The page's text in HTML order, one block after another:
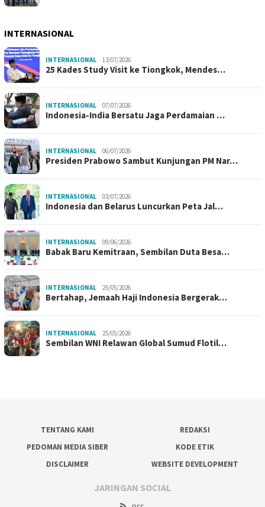
INTERNASIONAL
INTERNASIONAL 13/07/2026
25 Kades Study Visit ke Tiongkok, Mendes…
INTERNASIONAL 07/07/2026
Indonesia-India Bersatu Jaga Perdamaian …
INTERNASIONAL 06/07/2026
Presiden Prabowo Sambut Kunjungan PM Nar…
INTERNASIONAL 03/07/2026
Indonesia dan Belarus Luncurkan Peta Jal…
INTERNASIONAL 09/06/2026
Babak Baru Kemitraan, Sembilan Duta Besa…
INTERNASIONAL 25/05/2026
Bertahap, Jemaah Haji Indonesia Bergerak…
INTERNASIONAL 25/05/2026
Sembilan WNI Relawan Global Sumud Flotil…
TENTANG KAMI
REDAKSI
PEDOMAN MEDIA SIBER
KODE ETIK
DISCLAIMER
WEBSITE DEVELOPMENT
JARINGAN SOCIAL